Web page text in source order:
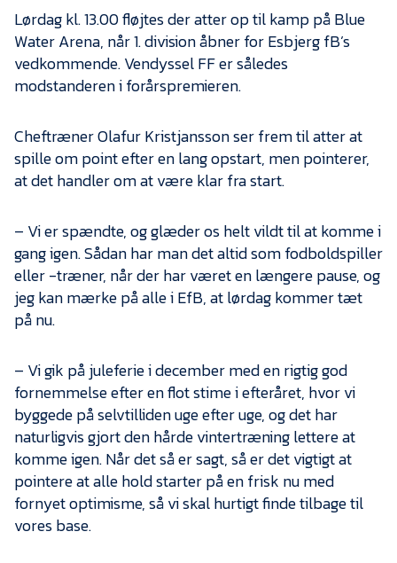
Kontakt
Job i EfB
Lørdag kl. 13.00 fløjtes der atter op til kamp på Blue
Water Arena, når 1. division åbner for Esbjerg fB’s
vedkommende. Vendyssel FF er således
modstanderen i forårspremieren.
Cheftræner Olafur Kristjansson ser frem til atter at
spille om point efter en lang opstart, men pointerer,
at det handler om at være klar fra start.
– Vi er spændte, og glæder os helt vildt til at komme i
gang igen. Sådan har man det altid som fodboldspiller
eller -træner, når der har været en længere pause, og
jeg kan mærke på alle i EfB, at lørdag kommer tæt
på nu.
– Vi gik på juleferie i december med en rigtig god
fornemmelse efter en flot stime i efteråret, hvor vi
byggede på selvtilliden uge efter uge, og det har
naturligvis gjort den hårde vintertræning lettere at
komme igen. Når det så er sagt, så er det vigtigt at
pointere at alle hold starter på en frisk nu med
fornyet optimisme, så vi skal hurtigt finde tilbage til
vores base.